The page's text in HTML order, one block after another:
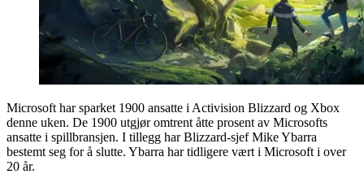
Microsoft har sparket 1900 ansatte i Activision Blizzard og Xbox
denne uken. De 1900 utgjør omtrent åtte prosent av Microsofts
ansatte i spillbransjen. I tillegg har Blizzard-sjef Mike Ybarra
bestemt seg for å slutte. Ybarra har tidligere vært i Microsoft i over
20 år.